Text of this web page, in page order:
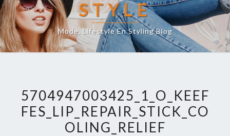
STYLE
Mode, Lifestyle En Styling Blog
5704947003425_1_O_KEEF
FES_LIP_REPAIR_STICK_CO
OLING_RELIEF